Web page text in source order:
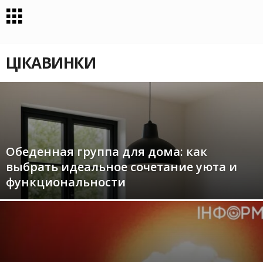
ЦІКАВИНКИ
Обеденная группа для дома: как
выбрать идеальное сочетание уюта и
функциональности